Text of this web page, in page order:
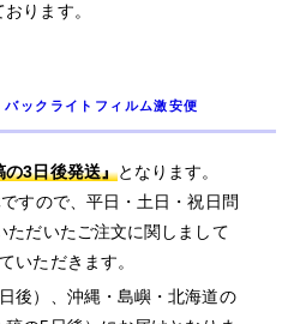
ります。
バックライトフィルム激安便
の3日後発送』となります。
すので、平日・土日・祝日問
ただいたご注文に関しまして
いただきます。
後）、沖縄・島嶼・北海道の